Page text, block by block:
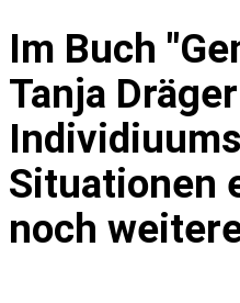
Im Buch
Tanja
Situationen
noch